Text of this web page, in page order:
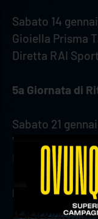
Sabato 14
Gioiella Prisma
Diretta RAI
5a Giornata di
Sabato 21
WithU Verona –
Diretta
Del Monte®